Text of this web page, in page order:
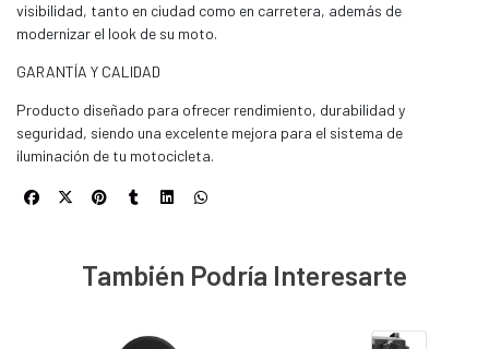
visibilidad, tanto en ciudad como en carretera, además de
modernizar el look de su moto.
GARANTÍA Y CALIDAD
Producto diseñado para ofrecer rendimiento, durabilidad y
seguridad, siendo una excelente mejora para el sistema de
iluminación de tu motocicleta.
También Podría Interesarte